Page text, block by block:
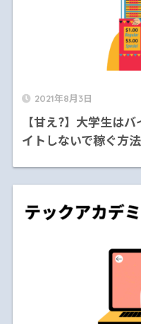
2021年8月3日
【甘え?】大学生は
イトしないで稼ぐ方法